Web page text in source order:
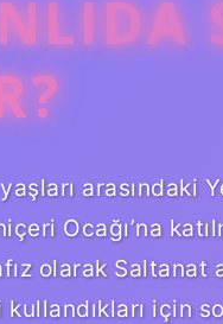
arasındaki
Ocağı’na
olarak Saltanat
için